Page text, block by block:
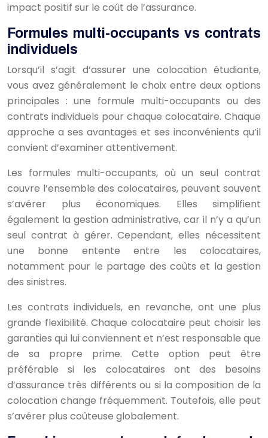
impact positif sur le coût de l’assurance.
Formules multi-occupants vs contrats
individuels
Lorsqu’il s’agit d’assurer une colocation étudiante,
vous avez généralement le choix entre deux options
principales : une formule multi-occupants ou des
contrats individuels pour chaque colocataire. Chaque
approche a ses avantages et ses inconvénients qu’il
convient d’examiner attentivement.
Les formules multi-occupants, où un seul contrat
couvre l’ensemble des colocataires, peuvent souvent
s’avérer plus économiques. Elles simplifient
également la gestion administrative, car il n’y a qu’un
seul contrat à gérer. Cependant, elles nécessitent
une bonne entente entre les colocataires,
notamment pour le partage des coûts et la gestion
des sinistres.
Les contrats individuels, en revanche, ont une plus
grande flexibilité. Chaque colocataire peut choisir les
garanties qui lui conviennent et n’est responsable que
de sa propre prime. Cette option peut être
préférable si les colocataires ont des besoins
d’assurance très différents ou si la composition de la
colocation change fréquemment. Toutefois, elle peut
s’avérer plus coûteuse globalement.